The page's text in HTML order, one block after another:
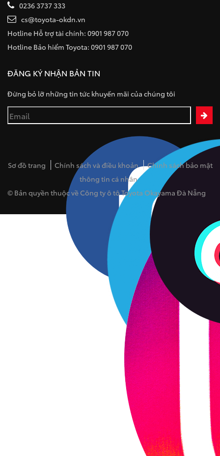
0236 3737 333
cs@toyota-okdn.vn
Hotline Hỗ trợ tài chính: 0901 987 070
Hotline Bảo hiểm Toyota: 0901 987 070
ĐĂNG KÝ NHẬN BẢN TIN
Đừng bỏ lỡ những tin tức khuyến mãi của chúng tôi
Sơ đồ trang Chính sách và điều khoản
Chính sách bảo mật
thông tin cá nhân
© Bản quyền thuộc về Công ty ô tô Toyota Okayama Đà Nẵng